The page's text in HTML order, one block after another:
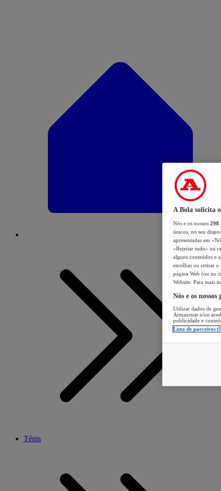
Ténis
A Bola solicita
Nós e os nossos 298
únicos, no seu
apresentadas em
«Rejeitar tudo» ou
alguns conteúdos e
escolhas ou retirar
página Web (ou no
Website. Para mais
Nós e os
Utilizar dados de
Armazenar e/ou
publicidade e
Lista de parceiros